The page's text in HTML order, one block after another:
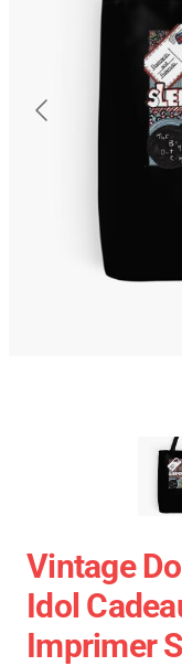
Vintage
Idol
Imprimer